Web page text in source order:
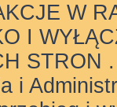
W
I
STRON .
i